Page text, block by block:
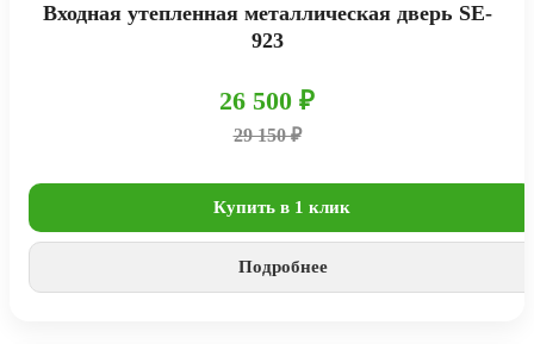
Входная утепленная металлическая дверь SE-
923
26 500 ₽
29 150 ₽
Купить в 1 клик
Подробнее